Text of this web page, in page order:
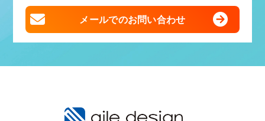
メールでのお問い合わせ